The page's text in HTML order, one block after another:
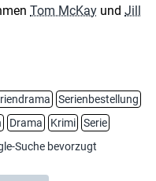
Tom McKay und Jill
Serienbestellung
Drama Krimi
Serie
Suche bevorzugt